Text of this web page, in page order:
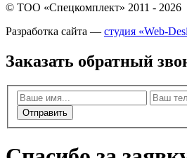
© ТОО «Спецкомплект» 2011 - 2026
Разработка сайта — студия «Web-
Заказать обратный
Отправить